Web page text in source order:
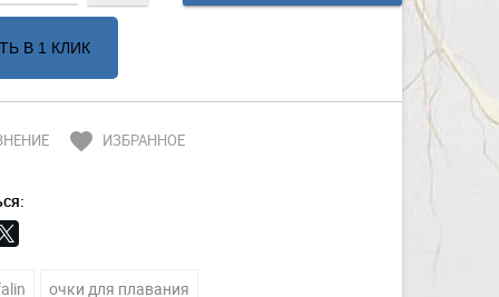
В 1 КЛИК
favorite ИЗБРАННОЕ
очки для плавания